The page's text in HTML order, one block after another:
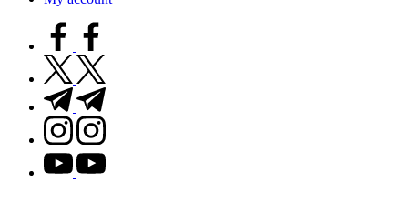
facebook.com
twitter.com
t.me
instagram.com
youtube.com